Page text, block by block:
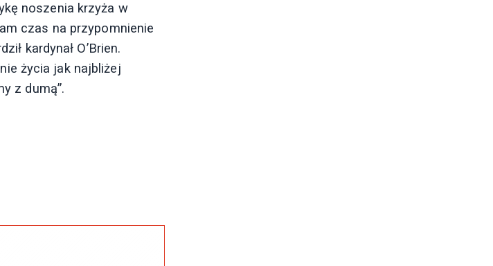
noszenia krzyża w
czas na przypomnienie
kardynał O’Brien.
życia jak najbliżej
z dumą”.